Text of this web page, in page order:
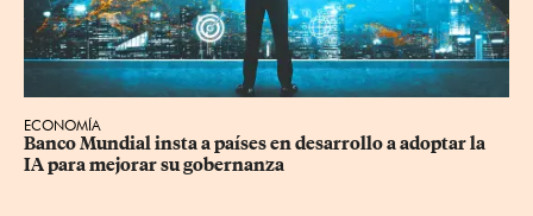
ECONOMÍA
Banco Mundial insta a países en desarrollo a adoptar la
IA para mejorar su gobernanza